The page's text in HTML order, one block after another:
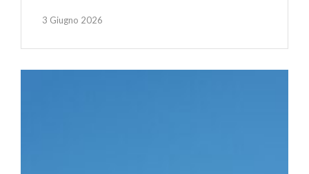
3 Giugno 2026